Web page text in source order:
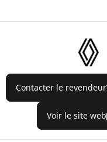
Contacter le revendeur
Voir le site web